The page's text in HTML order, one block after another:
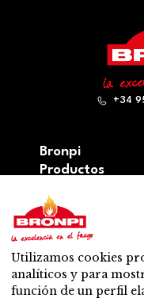
+34
Bronpi
Productos
Serie leña
Serie pellets
Serie Mixta: leña y
Accesorios
Ventilación
Novedades
Contacto
Utilizamos cookies
analíticos y para
función de un perfil